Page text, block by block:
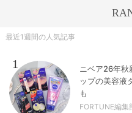
最近1週間の人気記事
1
ニベア26年秋
ップの美容液
も
FORTUNE編集